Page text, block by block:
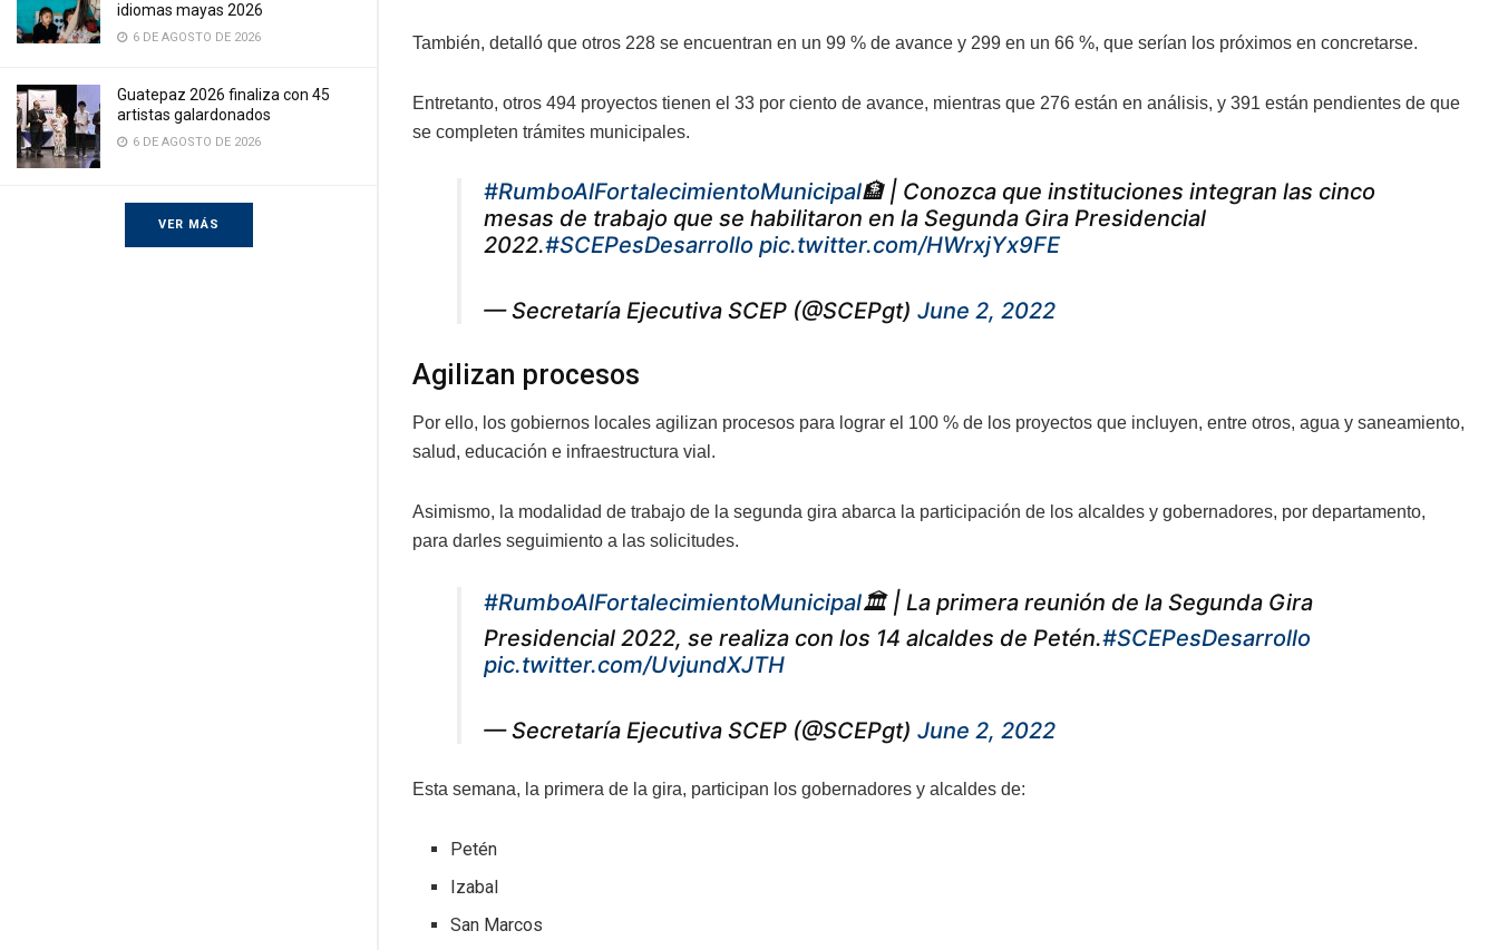
idiomas mayas 2026
6 DE AGOSTO DE 2026
Guatepaz 2026 finaliza con 45
artistas galardonados
6 DE AGOSTO DE 2026
VER MÁS
También, detalló que otros 228 se encuentran en un 99 % de avance y 299 en un 66 %, que serían los próximos en concretarse.
Entretanto, otros 494 proyectos tienen el 33 por ciento de avance, mientras que 276 están en análisis, y 391 están pendientes de que
se completen trámites municipales.
#RumboAlFortalecimientoMunicipal🏦 | Conozca que instituciones integran las cinco
mesas de trabajo que se habilitaron en la Segunda Gira Presidencial
2022.#SCEPesDesarrollo pic.twitter.com/HWrxjYx9FE
— Secretaría Ejecutiva SCEP (@SCEPgt) June 2, 2022
Agilizan procesos
Por ello, los gobiernos locales agilizan procesos para lograr el 100 % de los proyectos que incluyen, entre otros, agua y saneamiento,
salud, educación e infraestructura vial.
Asimismo, la modalidad de trabajo de la segunda gira abarca la participación de los alcaldes y gobernadores, por departamento,
para darles seguimiento a las solicitudes.
#RumboAlFortalecimientoMunicipal🏛 | La primera reunión de la Segunda Gira
Presidencial 2022, se realiza con los 14 alcaldes de Petén.#SCEPesDesarrollo
pic.twitter.com/UvjundXJTH
— Secretaría Ejecutiva SCEP (@SCEPgt) June 2, 2022
Esta semana, la primera de la gira, participan los gobernadores y alcaldes de:
Petén
Izabal
San Marcos